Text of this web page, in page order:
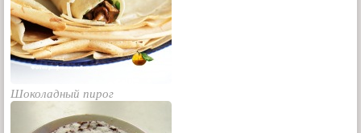
Шоколадный пирог